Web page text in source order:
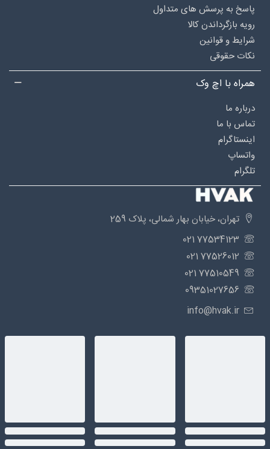
پاسخ به پرسش های متداول
رویه بازگرداندن کالا
شرایط و قوانین
نکات حقوقی
همراه با اچ وک
درباره‌ ما
تماس با ما
اینستاگرام
واتساپ
تلگرام
تهران، خیابان بهار شمالی، پلاک 259
77534123 021
77526012 021
77510549 021
09351027656
info@hvak.ir